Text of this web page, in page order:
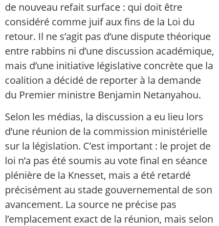
de nouveau refait surface : qui doit être
considéré comme juif aux fins de la Loi du
retour. Il ne s’agit pas d’une dispute théorique
entre rabbins ni d’une discussion académique,
mais d’une initiative législative concrète que la
coalition a décidé de reporter à la demande
du Premier ministre Benjamin Netanyahou.
Selon les médias, la discussion a eu lieu lors
d’une réunion de la commission ministérielle
sur la législation. C’est important : le projet de
loi n’a pas été soumis au vote final en séance
plénière de la Knesset, mais a été retardé
précisément au stade gouvernemental de son
avancement. La source ne précise pas
l’emplacement exact de la réunion, mais selon